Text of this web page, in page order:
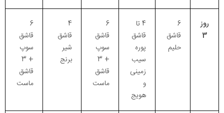
روز
3
6
قاشق
حلیم
4 تا
قاشق
پوره
سیب
زمینی
و
هویج
6
قاشق
سوپ
+ 3
قاشق
ماست
4
قاشق
شیر
برنج
6
قاشق
سوپ
+ 3
قاشق
ماست